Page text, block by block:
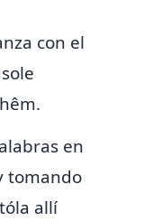
con el
en
tomando
allí